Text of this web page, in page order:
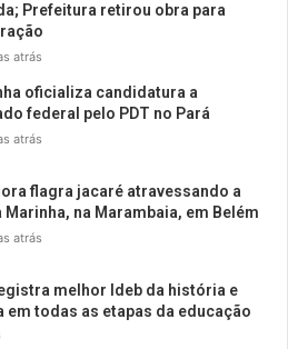
Prefeitura retirou obra para
atrás
oficializa candidatura a
federal pelo PDT no Pará
atrás
flagra jacaré atravessando a
Marinha, na Marambaia, em Belém
atrás
melhor Ideb da história e
em todas as etapas da educação